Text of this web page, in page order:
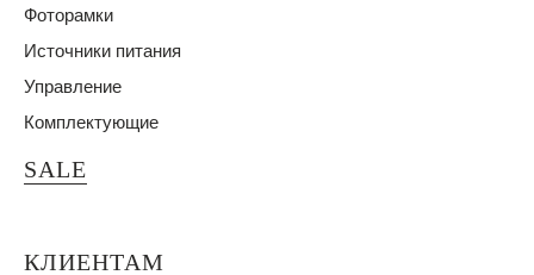
Фоторамки
Источники питания
Управление
Комплектующие
SALE
КЛИЕНТАМ